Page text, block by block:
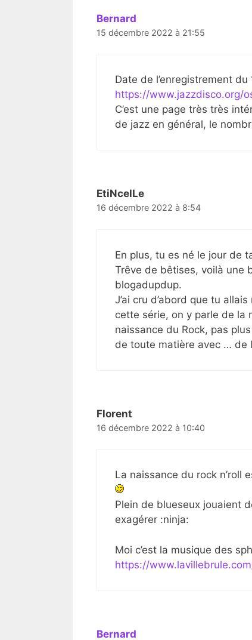
Bernard
15 décembre 2022 à 21:55
Date de l’enregistrement
https://www.jazzdisco.org/
C’est une page très très
de jazz en général, le
EtiNcelLe
16 décembre 2022 à 8:54
En plus, tu es né le jour de
Trêve de bêtises, voilà une
blogadupdup.
J’ai cru d’abord que tu
cette série, on y parle de la
naissance du Rock, pas
de toute matière avec … de
Florent
16 décembre 2022 à 10:40
La naissance du rock n’roll
Plein de blueseux jouaient
exagérer :ninja:
Moi c’est la musique des
https://
Bernard